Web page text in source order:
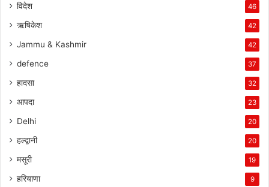
विदेश 46
ऋषिकेश 42
Jammu & Kashmir 42
defence 37
हादसा 32
आपदा 23
Delhi 20
हल्द्वानी 20
मसूरी 19
हरियाणा 9